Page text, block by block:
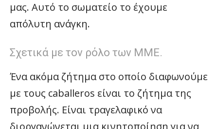
μας. Αυτό το σωματείο το έχουμε
απόλυτη ανάγκη.
Σχετικά με τον ρόλο των ΜΜΕ.
Ένα ακόμα ζήτημα στο οποίο διαφωνούμε
με τους caballeros είναι το ζήτημα της
προβολής. Είναι τραγελαφικό να
διοργανώνεται μια κινητοποίηση για να